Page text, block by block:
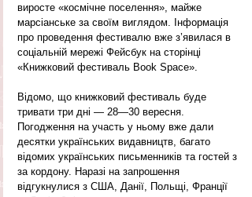
виросте «космічне поселення», майже
марсіанське за своїм виглядом. Інформація
про проведення фестивалю вже з’явилася в
соціальній мережі Фейсбук на сторінці
«Книжковий фестиваль Book Space».
Відомо, що книжковий фестиваль буде
тривати три дні — 28—30 вересня.
Погодження на участь у ньому вже дали
десятки українських видавництв, багато
відомих українських письменників та гостей з
за кордону. Наразі на запрошення
відгукнулися з США, Данії, Польщі, Франції